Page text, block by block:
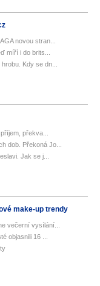
novou stran...
míří i do brits...
Kdy se dn...
překva...
dob. Překoná Jo...
Jak se j...
make-up trendy
večerní vysílání...
objasnili 16 ...